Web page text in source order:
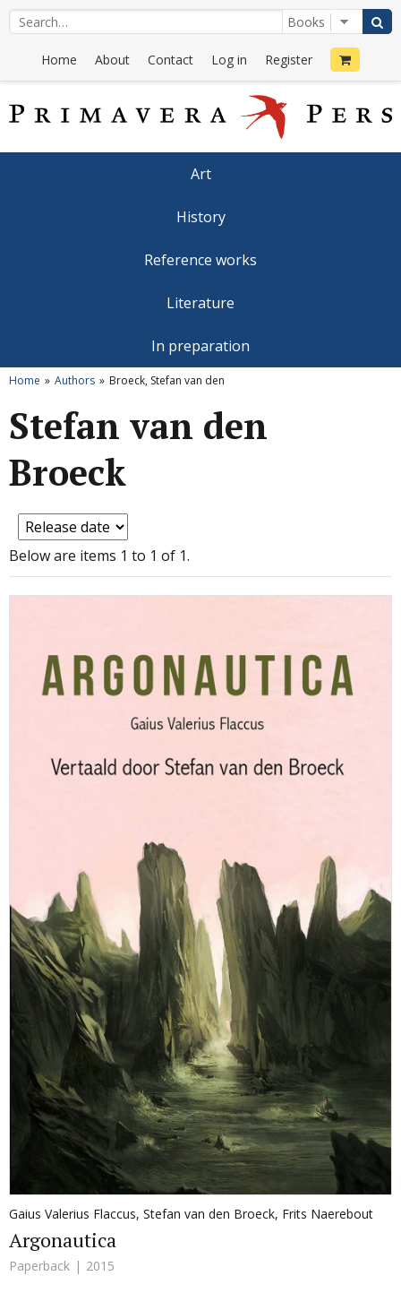
Home About Contact Log in Register
Art
History
Reference works
Literature
In preparation
Home Authors Broeck, Stefan van den
Stefan van den
Broeck
Below are items 1 to 1 of 1.
Gaius Valerius Flaccus, Stefan van den Broeck, Frits Naerebout
Argonautica
Paperback 2015